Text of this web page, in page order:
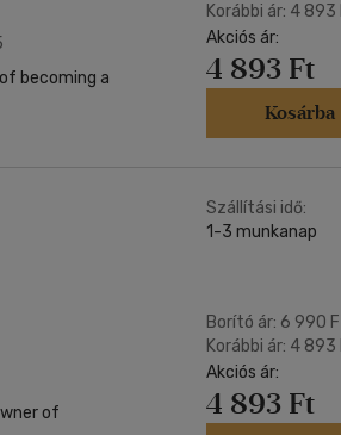
becoming a
Korábbi ár: 4 893
Akciós ár:
4 893 Ft
Kosárba
Szállítási idő:
1-3 munkanap
Borító ár: 6 990
Korábbi ár: 4 893
Akciós ár:
4 893 Ft